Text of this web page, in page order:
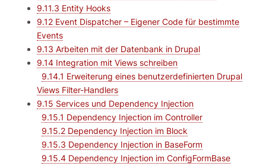
9.11.3 Entity Hooks
9.12 Event Dispatcher – Eigener Code für bestimmte
Events
9.13 Arbeiten mit der Datenbank in Drupal
9.14 Integration mit Views schreiben
9.14.1 Erweiterung eines benutzerdefinierten Drupal
Views Filter-Handlers
9.15 Services und Dependency Injection
9.15.1 Dependency Injection im Controller
9.15.2 Dependency Injection im Block
9.15.3 Dependency Injection in BaseForm
9.15.4 Dependency Injection im ConfigFormBase